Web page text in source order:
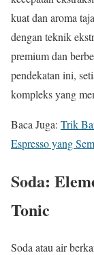
kuat dan aroma
dengan teknik
premium dan
pendekatan ini,
kompleks yang
Baca Juga: Trik
Espresso yang
Soda:
Tonic
Soda atau air